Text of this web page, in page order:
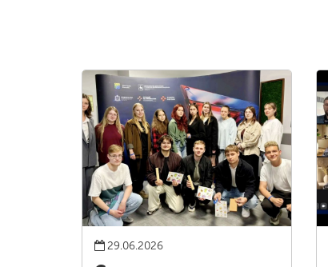
29.06.2026